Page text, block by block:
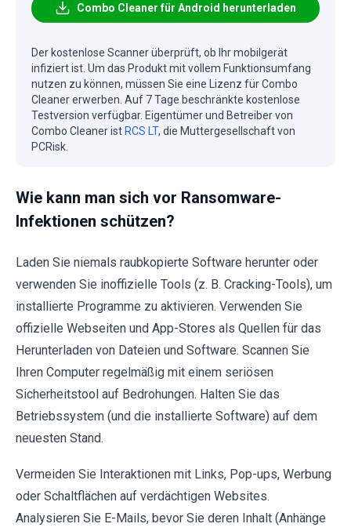
Combo Cleaner für Android herunterladen
Der kostenlose Scanner überprüft, ob Ihr mobilgerät
infiziert ist. Um das Produkt mit vollem Funktionsumfang
nutzen zu können, müssen Sie eine Lizenz für Combo
Cleaner erwerben. Auf 7 Tage beschränkte kostenlose
Testversion verfügbar. Eigentümer und Betreiber von
Combo Cleaner ist RCS LT, die Muttergesellschaft von
PCRisk.
Wie kann man sich vor Ransomware-
Infektionen schützen?
Laden Sie niemals raubkopierte Software herunter oder
verwenden Sie inoffizielle Tools (z. B. Cracking-Tools), um
installierte Programme zu aktivieren. Verwenden Sie
offizielle Webseiten und App-Stores als Quellen für das
Herunterladen von Dateien und Software. Scannen Sie
Ihren Computer regelmäßig mit einem seriösen
Sicherheitstool auf Bedrohungen. Halten Sie das
Betriebssystem (und die installierte Software) auf dem
neuesten Stand.
Vermeiden Sie Interaktionen mit Links, Pop-ups, Werbung
oder Schaltflächen auf verdächtigen Websites.
Analysieren Sie E-Mails, bevor Sie deren Inhalt (Anhänge